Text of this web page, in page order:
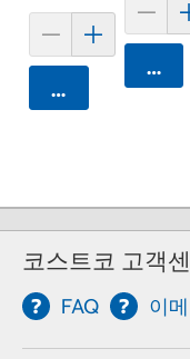
카트에 담기
카트
코스트코 고객
FAQ 이